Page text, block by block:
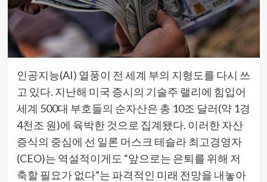
인공지능(AI) 열풍이 전 세계 부의 지형도를 다시 쓰
고 있다. 지난해 미국 증시의 기술주 랠리에 힘입어
세계 500대 부호들의 순자산은 총 10조 달러(약 1경
4천조 원)에 육박한 것으로 집계됐다. 이러한 자산
증식의 중심에 선 일론 머스크 테슬라 최고경영자
(CEO)는 역설적이게도 “앞으로는 은퇴를 위해 저
축할 필요가 없다”는 파격적인 미래 전망을 내놓아